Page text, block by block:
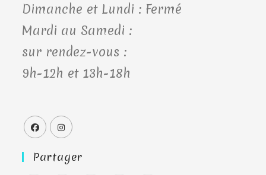
Dimanche et Lundi : Fermé
Mardi au Samedi :
sur rendez-vous :
9h-12h et 13h-18h
Partager